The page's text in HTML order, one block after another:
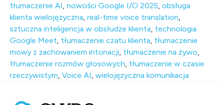
tłumaczenie AI, nowości Google I/O 2025, obsługa
klienta wielojęzyczna, real-time voice translation,
sztuczna inteligencja w obsłudze klienta, technologia
Google Meet, tłumaczenie czatu klienta, tłumaczenie
mowy z zachowaniem intonacji, tłumaczenie na żywo,
tłumaczenie rozmów głosowych, tłumaczenie w czasie
rzeczywistym, Voice AI, wielojęzyczna komunikacja